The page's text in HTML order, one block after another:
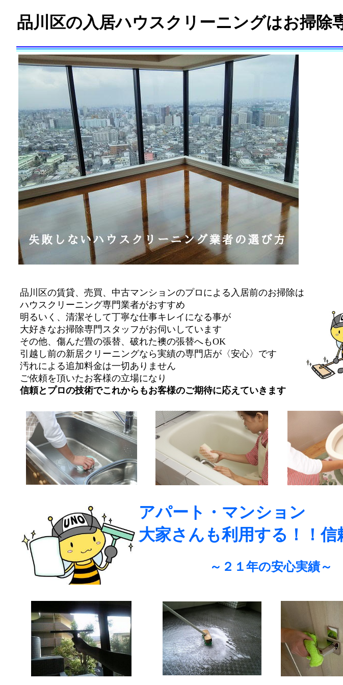
品川区の入居ハウスクリーニングはお掃除
品川区の賃貸、売買、中古マンションのプロによる入居前のお掃除は
ハウスクリーニング専門業者がおすすめ
明るいく、清潔そして丁寧な仕事キレイになる事が
大好きなお掃除専門スタッフがお伺いしています
その他、傷んだ畳の張替、破れた襖の張替へもOK
引越し前の新居クリーニングなら実績の専門店が〈安心〉です
汚れによる追加料金は一切ありません
ご依頼を頂いたお客様の立場になり
信頼とプロの技術でこれからもお客様のご期待に応えていきます
アパート・マンション
大家さんも利用する！！信
～２１年の安心実績～